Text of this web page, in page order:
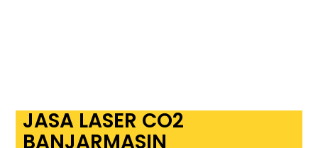
JASA LASER CO2
BANJARMASIN